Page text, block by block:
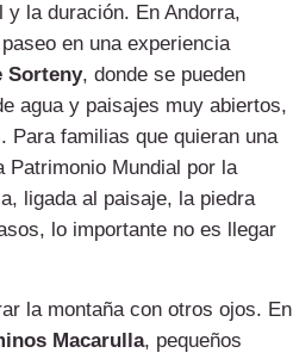
la duración. En Andorra,
en una experiencia
Sorteny, donde se pueden
agua y paisajes muy abiertos,
Para familias que quieran una
Patrimonio Mundial por la
ligada al paisaje, la piedra
lo importante no es llegar
la montaña con otros ojos. En
Macarulla, pequeños